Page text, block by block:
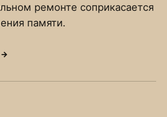
ремонте соприкасается
памяти.
→